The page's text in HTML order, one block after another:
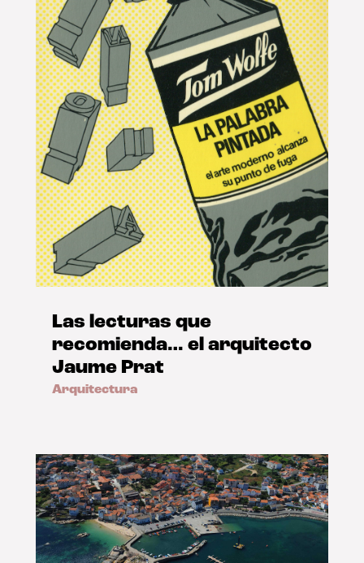
Las lecturas que
recomienda… el arquitecto
Jaume Prat
Arquitectura